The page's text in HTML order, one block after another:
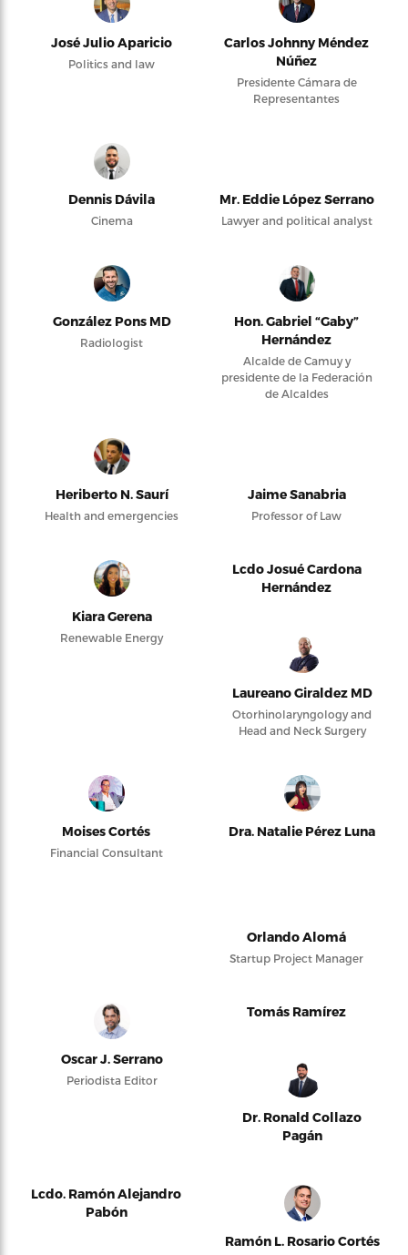
José Julio Aparicio
Politics and law
Carlos Johnny Méndez
Núñez
Presidente Cámara de
Representantes
Dennis Dávila
Cinema
Mr. Eddie López Serrano
Lawyer and political analyst
González Pons MD
Radiologist
Hon. Gabriel “Gaby”
Hernández
Alcalde de Camuy y
presidente de la Federación
de Alcaldes
Heriberto N. Saurí
Health and emergencies
Jaime Sanabria
Professor of Law
Kiara Gerena
Renewable Energy
Lcdo Josué Cardona
Hernández
Laureano Giraldez MD
Otorhinolaryngology and
Head and Neck Surgery
Moises Cortés
Financial Consultant
Dra. Natalie Pérez Luna
Orlando Alomá
Startup Project Manager
Oscar J. Serrano
Periodista Editor
Tomás Ramírez
Dr. Ronald Collazo
Pagán
Lcdo. Ramón Alejandro
Pabón
Ramón L. Rosario Cortés